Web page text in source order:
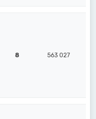
8 563 027